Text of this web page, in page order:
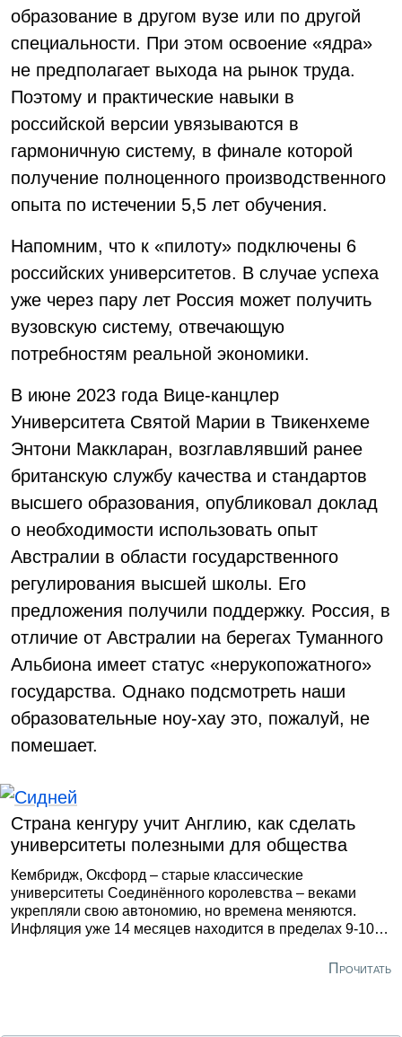
образование в другом вузе или по другой
специальности. При этом освоение «ядра»
не предполагает выхода на рынок труда.
Поэтому и практические навыки в
российской версии увязываются в
гармоничную систему, в финале которой
получение полноценного производственного
опыта по истечении 5,5 лет обучения.
Напомним, что к «пилоту» подключены 6
российских университетов. В случае успеха
уже через пару лет Россия может получить
вузовскую систему, отвечающую
потребностям реальной экономики.
В июне 2023 года Вице-канцлер
Университета Святой Марии в Твикенхеме
Энтони Маккларан, возглавлявший ранее
британскую службу качества и стандартов
высшего образования, опубликовал доклад
о необходимости использовать опыт
Австралии в области государственного
регулирования высшей школы. Его
предложения получили поддержку. Россия, в
отличие от Австралии на берегах Туманного
Альбиона имеет статус «нерукопожатного»
государства. Однако подсмотреть наши
образовательные ноу-хау это, пожалуй, не
помешает.
Страна кенгуру учит Англию, как сделать
университеты полезными для общества
Кембридж, Оксфорд – старые классические
университеты Соединённого королевства – веками
укрепляли свою автономию, но времена меняются.
Инфляция уже 14 месяцев находится в пределах 9-10%,
темпами сокращается загрузка предприятий новыми
Прочитать